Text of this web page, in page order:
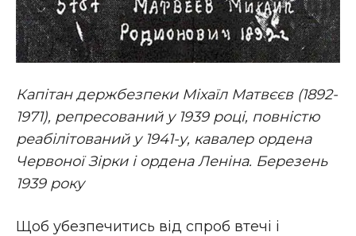
Капітан держбезпеки Міхаїл Матвєєв (1892-
1971), репресований у 1939 році, повністю
реабілітований у 1941-у, кавалер ордена
Червоної Зірки і ордена Леніна. Березень
1939 року
Щоб убезпечитись від спроб втечі і